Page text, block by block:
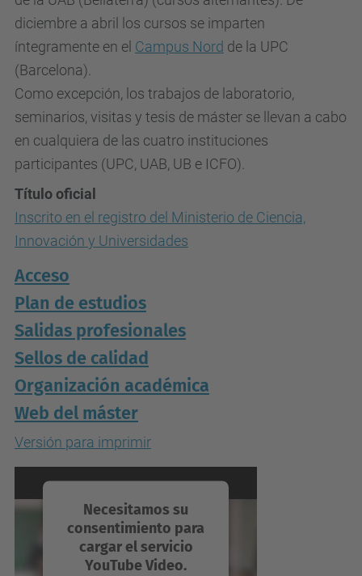
diciembre a abril los cursos se imparten
íntegramente en el Campus Nord de la UPC
(Barcelona).
Como excepción, los trabajos de laboratorio,
seminarios, visitas y tesis de máster se llevan a cabo
en cualquiera de las cuatro instituciones
participantes (UPC, UAB, UB e ICFO).
Título oficial
Inscrito en el registro del Ministerio de Ciencia,
Innovación y Universidades
Acceso
Plan de estudios
Salidas profesionales
Sellos de calidad
Organización académica
Web del máster
Versión para imprimir
Necesitamos su
consentimiento para
cargar el servicio
YouTube Video.